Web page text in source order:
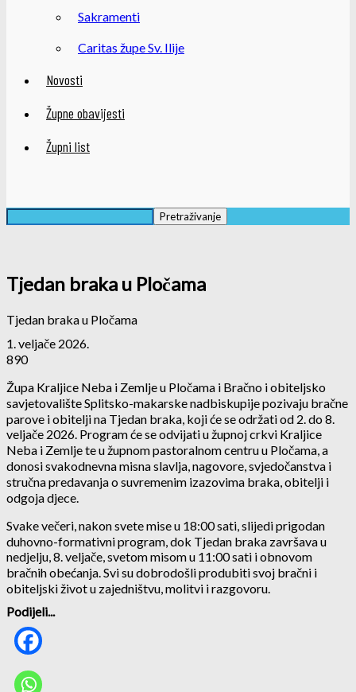
Sakramenti
Caritas župe Sv. Ilije
Novosti
Župne obavijesti
Župni list
Tjedan braka u Pločama
Tjedan braka u Pločama
1. veljače 2026.
890
Župa Kraljice Neba i Zemlje u Pločama i Bračno i obiteljsko
savjetovalište Splitsko-makarske nadbiskupije pozivaju bračne
parove i obitelji na Tjedan braka, koji će se održati od 2. do 8.
veljače 2026. Program će se odvijati u župnoj crkvi Kraljice
Neba i Zemlje te u župnom pastoralnom centru u Pločama, a
donosi svakodnevna misna slavlja, nagovore, svjedočanstva i
stručna predavanja o suvremenim izazovima braka, obitelji i
odgoja djece.
Svake večeri, nakon svete mise u 18:00 sati, slijedi prigodan
duhovno-formativni program, dok Tjedan braka završava u
nedjelju, 8. veljače, svetom misom u 11:00 sati i obnovom
bračnih obećanja. Svi su dobrodošli produbiti svoj bračni i
obiteljski život u zajedništvu, molitvi i razgovoru.
Podijeli...